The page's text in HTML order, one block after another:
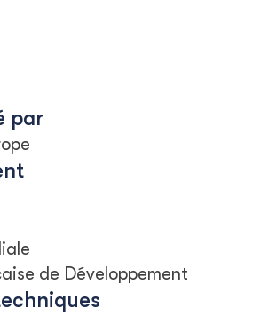
par
de Développement